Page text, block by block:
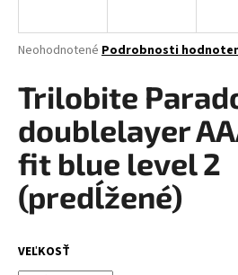
Priemerné
produktu
0,0
z
5
hviezdičiek.
Neohodnotené Podrobnosti
Trilobite
doublelayer
fit blue level 2
(predĺžené)
VEĽKOSŤ
j
ť
?
HĽADAŤ